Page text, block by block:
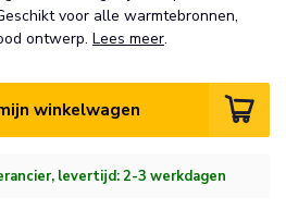
voor alle warmtebronnen,
ontwerp. Lees meer.
winkelwagen
levertijd: 2-3 werkdagen